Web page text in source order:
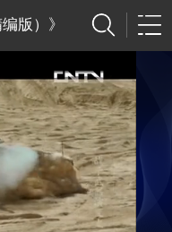
版）》